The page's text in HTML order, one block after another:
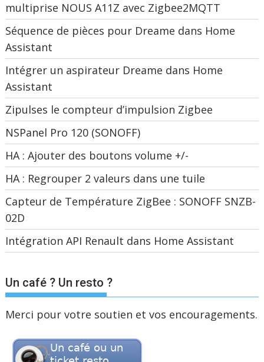
multiprise NOUS A11Z avec Zigbee2MQTT
Séquence de pièces pour Dreame dans Home
Assistant
Intégrer un aspirateur Dreame dans Home
Assistant
Zipulses le compteur d’impulsion Zigbee
NSPanel Pro 120 (SONOFF)
HA : Ajouter des boutons volume +/-
HA : Regrouper 2 valeurs dans une tuile
Capteur de Température ZigBee : SONOFF SNZB-
02D
Intégration API Renault dans Home Assistant
Un café ? Un resto ?
Merci pour votre soutien et vos encouragements.